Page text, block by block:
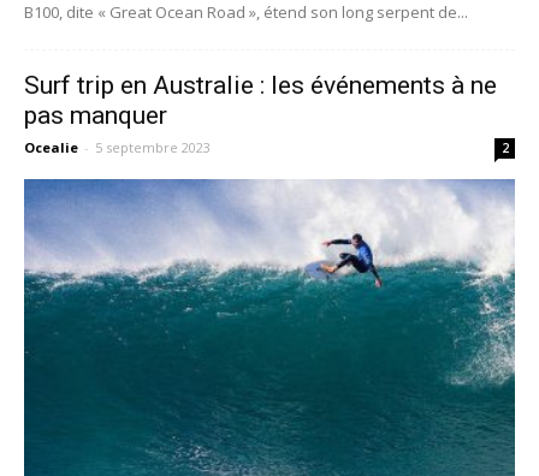
B100, dite « Great Ocean Road », étend son long serpent de...
Surf trip en Australie : les événements à ne
pas manquer
Ocealie - 5 septembre 2023 2